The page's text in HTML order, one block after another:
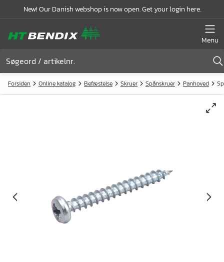
New! Our Danish webshop is now open. Get your login here.
Menu
Forsiden Online katalog Befæstelse Skruer Spånskruer Panhoved